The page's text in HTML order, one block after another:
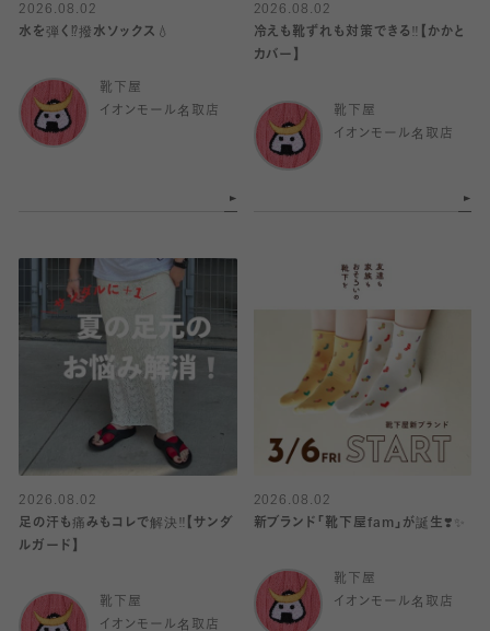
2026.08.02
水を弾く⁉️撥水ソックス💧
靴下屋
イオンモール名取店
2026.08.02
冷えも靴ずれも対策できる‼️【かかと
カバー】
靴下屋
イオンモール名取店
2026.08.02
足の汗も痛みもコレで解決‼️【サンダ
ルガード】
靴下屋
イオンモール名取店
2026.08.02
新ブランド「靴下屋fam」が誕生❣️✨
靴下屋
イオンモール名取店